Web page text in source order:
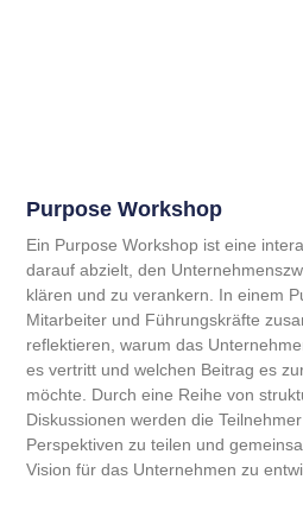
Purpose Workshop
Ein Purpose Workshop ist eine
darauf abzielt, den
klären und zu verankern. In einem
Mitarbeiter und Führungskräfte
reflektieren, warum das
es vertritt und welchen Beitrag es
möchte. Durch eine Reihe von
Diskussionen werden die
Perspektiven zu teilen und
Vision für das Unternehmen zu